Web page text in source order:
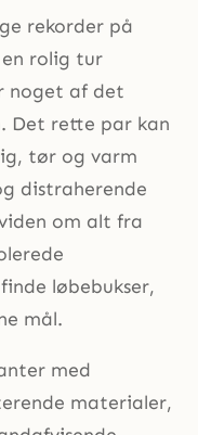
rekorder på
rolig tur
noget af det
Det rette par kan
tør og varm
distraherende
om alt fra
løbebukser,
mål.
med
materialer,